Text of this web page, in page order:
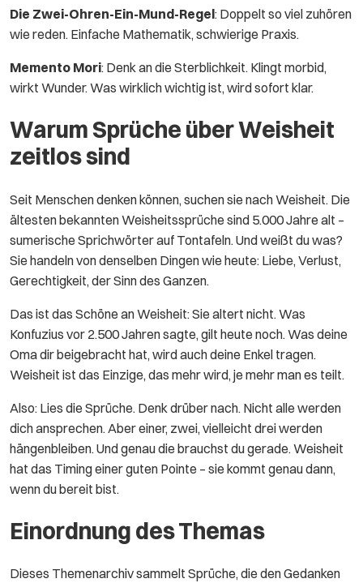
Die Zwei-Ohren-Ein-Mund-Regel: Doppelt so viel zuhören
wie reden. Einfache Mathematik, schwierige Praxis.
Memento Mori: Denk an die Sterblichkeit. Klingt morbid,
wirkt Wunder. Was wirklich wichtig ist, wird sofort klar.
Warum Sprüche über Weisheit
zeitlos sind
Seit Menschen denken können, suchen sie nach Weisheit. Die
ältesten bekannten Weisheitssprüche sind 5.000 Jahre alt –
sumerische Sprichwörter auf Tontafeln. Und weißt du was?
Sie handeln von denselben Dingen wie heute: Liebe, Verlust,
Gerechtigkeit, der Sinn des Ganzen.
Das ist das Schöne an Weisheit: Sie altert nicht. Was
Konfuzius vor 2.500 Jahren sagte, gilt heute noch. Was deine
Oma dir beigebracht hat, wird auch deine Enkel tragen.
Weisheit ist das Einzige, das mehr wird, je mehr man es teilt.
Also: Lies die Sprüche. Denk drüber nach. Nicht alle werden
dich ansprechen. Aber einer, zwei, vielleicht drei werden
hängenbleiben. Und genau die brauchst du gerade. Weisheit
hat das Timing einer guten Pointe – sie kommt genau dann,
wenn du bereit bist.
Einordnung des Themas
Dieses Themenarchiv sammelt Sprüche, die den Gedanken